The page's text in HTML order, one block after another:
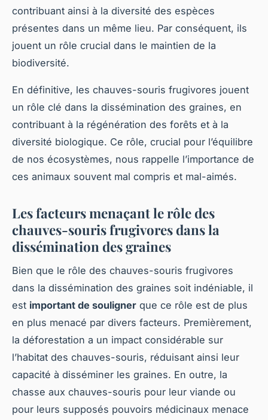
contribuant ainsi à la diversité des espèces
présentes dans un même lieu. Par conséquent, ils
jouent un rôle crucial dans le maintien de la
biodiversité.
En définitive, les chauves-souris frugivores jouent
un rôle clé dans la dissémination des graines, en
contribuant à la régénération des forêts et à la
diversité biologique. Ce rôle, crucial pour l’équilibre
de nos écosystèmes, nous rappelle l’importance de
ces animaux souvent mal compris et mal-aimés.
Les facteurs menaçant le rôle des
chauves-souris frugivores dans la
dissémination des graines
Bien que le rôle des chauves-souris frugivores
dans la dissémination des graines soit indéniable, il
est important de souligner que ce rôle est de plus
en plus menacé par divers facteurs. Premièrement,
la déforestation a un impact considérable sur
l’habitat des chauves-souris, réduisant ainsi leur
capacité à disséminer les graines. En outre, la
chasse aux chauves-souris pour leur viande ou
pour leurs supposés pouvoirs médicinaux menace